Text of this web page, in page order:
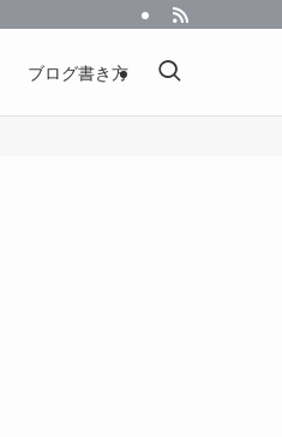
ブログ書き方